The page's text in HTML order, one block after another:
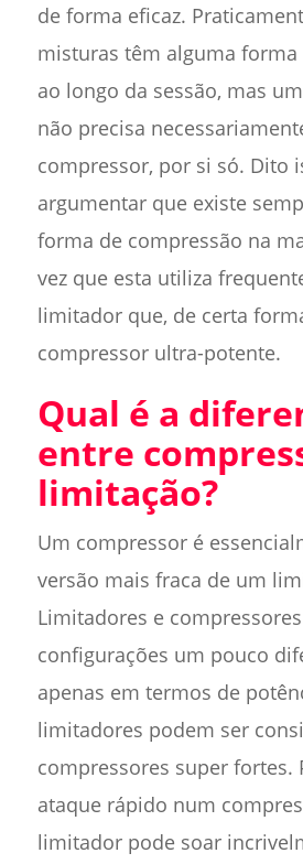
de forma eficaz.
misturas têm alguma forma
ao longo da sessão, mas
não precisa
compressor, por si só. Dito
argumentar que existe
forma de compressão na
vez que esta utiliza
limitador que, de certa
compressor ultra-potente.
Qual é a
entre
limitação?
Um compressor é
versão mais fraca de um
Limitadores e
configurações um pouco
apenas em termos de
limitadores podem ser
compressores super fortes.
ataque rápido num
limitador pode soar